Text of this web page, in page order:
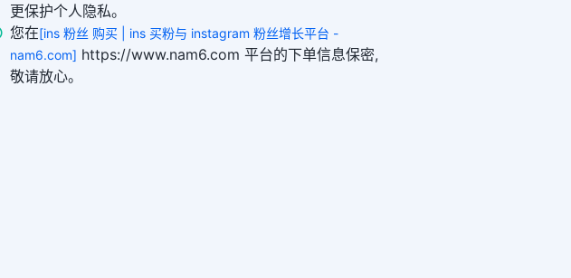
更保护个人隐私。
您在[ins 粉丝 购买 | ins 买粉与 instagram 粉丝增长平台 -
nam6.com] https://www.nam6.com 平台的下单信息保密,
敬请放心。